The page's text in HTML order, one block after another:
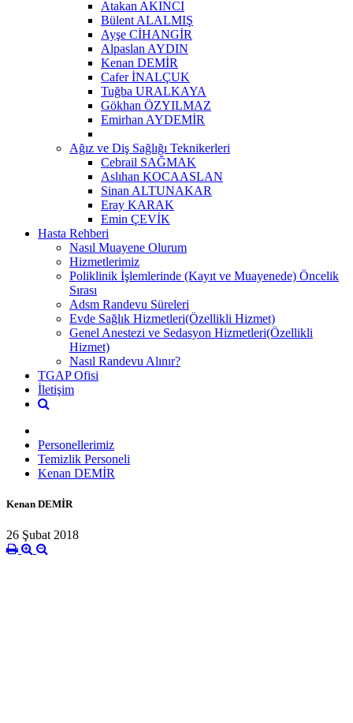
Atakan AKINCI
Bülent ALALMIŞ
Ayşe CİHANGİR
Alpaslan AYDIN
Kenan DEMİR
Cafer İNALÇUK
Tuğba URALKAYA
Gökhan ÖZYILMAZ
Emirhan AYDEMİR
Ağız ve Diş Sağlığı Teknikerleri
Cebrail SAĞMAK
Aslıhan KOCAASLAN
Sinan ALTUNAKAR
Eray KARAK
Emin ÇEVİK
Hasta Rehberi
Nasıl Muayene Olurum
Hizmetlerimiz
Poliklinik İşlemlerinde (Kayıt ve Muayenede) Öncelik
Sırası
Adsm Randevu Süreleri
Evde Sağlık Hizmetleri(Özellikli Hizmet)
Genel Anestezi ve Sedasyon Hizmetleri(Özellikli
Hizmet)
Nasıl Randevu Alınır?
TGAP Ofisi
İletişim
Personellerimiz
Temizlik Personeli
Kenan DEMİR
Kenan DEMİR
26 Şubat 2018